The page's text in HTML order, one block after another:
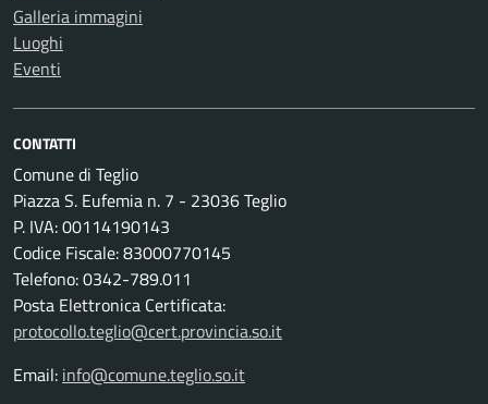
Galleria immagini
Luoghi
Eventi
CONTATTI
Comune di Teglio
Piazza S. Eufemia n. 7 - 23036 Teglio
P. IVA: 00114190143
Codice Fiscale: 83000770145
Telefono: 0342-789.011
Posta Elettronica Certificata:
protocollo.teglio@cert.provincia.so.it
Email: info@comune.teglio.so.it